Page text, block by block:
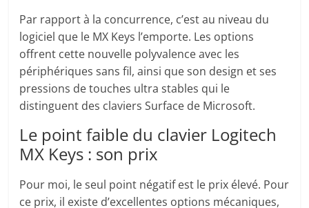
Par rapport à la concurrence, c’est au niveau du
logiciel que le MX Keys l’emporte. Les options
offrent cette nouvelle polyvalence avec les
périphériques sans fil, ainsi que son design et ses
pressions de touches ultra stables qui le
distinguent des claviers Surface de Microsoft.
Le point faible du clavier Logitech
MX Keys : son prix
Pour moi, le seul point négatif est le prix élevé. Pour
ce prix, il existe d’excellentes options mécaniques,